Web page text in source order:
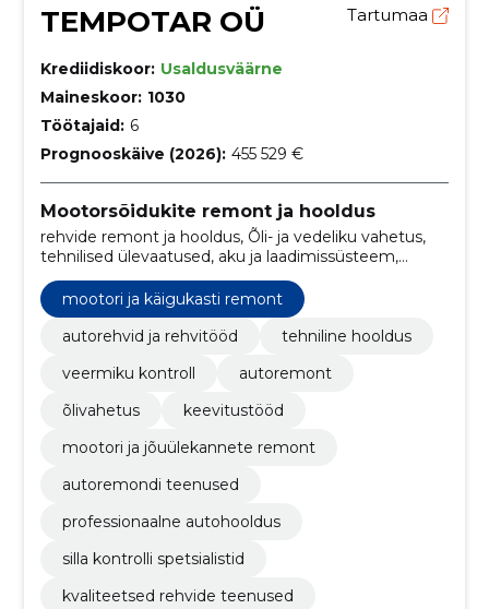
TEMPOTAR OÜ Tartumaa
Krediidiskoor: Usaldusväärne
Maineskoor: 1030
Töötajaid: 6
Prognooskäive (2026): 455 529 €
Mootorsõidukite remont ja hooldus
rehvide remont ja hooldus, Õli- ja vedeliku vahetus,
tehnilised ülevaatused, aku ja laadimissüsteem,
rihmade ja voolikute kontroll, rataste joondamine,
rehvide paigaldamine, Šassii ja vedrustuse tööd,
mootori ja käigukasti remont, väljalaskesüsteemi
remont
mootori ja käigukasti remont
autorehvid ja rehvitööd
tehniline hooldus
veermiku kontroll
autoremont
õlivahetus
keevitustööd
mootori ja jõuülekannete remont
autoremondi teenused
professionaalne autohooldus
silla kontrolli spetsialistid
kvaliteetsed rehvide teenused